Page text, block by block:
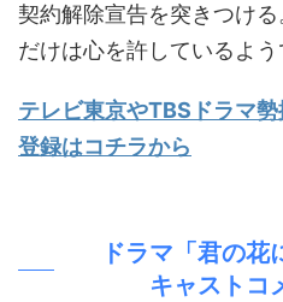
契約解除宣告を突きつけ
だけは心を許しているよ
テレビ東京やTBSドラマ
登録はコチラから
ドラマ「君の
キャストコ